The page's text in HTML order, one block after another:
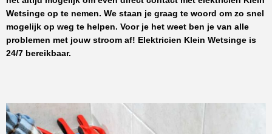
Wetsinge op te nemen. We staan je graag te woord om zo snel
mogelijk op weg te helpen. Voor je het weet ben je van alle
problemen met jouw stroom af! Elektricien Klein Wetsinge is
24/7 bereikbaar.